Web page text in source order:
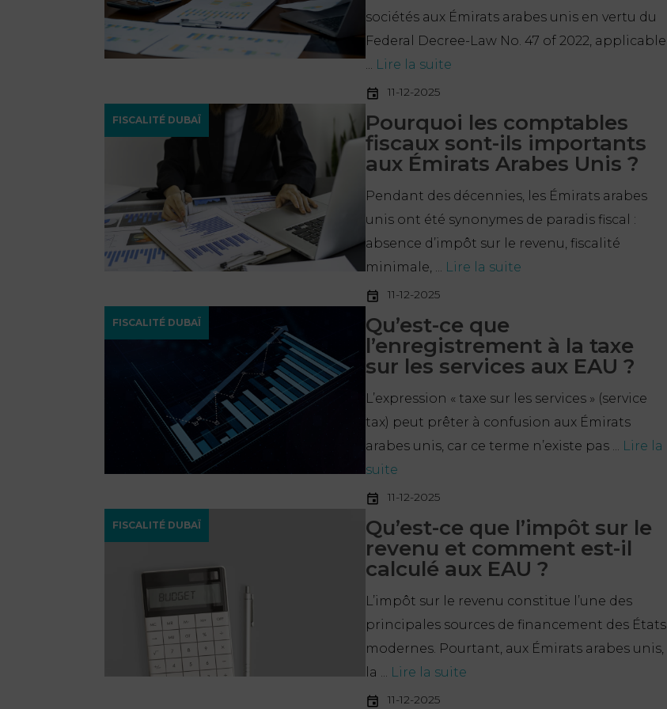
sociétés aux Émirats arabes unis en vertu du
Federal Decree-Law No. 47 of 2022, applicable
... Lire la suite
FISCALITÉ DUBAÏ
11-12-2025
Pourquoi les comptables
fiscaux sont-ils importants
aux Émirats Arabes Unis ?
Pendant des décennies, les Émirats arabes
unis ont été synonymes de paradis fiscal :
absence d’impôt sur le revenu, fiscalité
minimale, ... Lire la suite
FISCALITÉ DUBAÏ
11-12-2025
Qu’est-ce que
l’enregistrement à la taxe
sur les services aux EAU ?
L’expression « taxe sur les services » (service
tax) peut prêter à confusion aux Émirats
arabes unis, car ce terme n’existe pas ... Lire la
suite
FISCALITÉ DUBAÏ
11-12-2025
Qu’est-ce que l’impôt sur le
revenu et comment est-il
calculé aux EAU ?
L’impôt sur le revenu constitue l’une des
principales sources de financement des États
modernes. Pourtant, aux Émirats arabes unis,
la ... Lire la suite
11-12-2025